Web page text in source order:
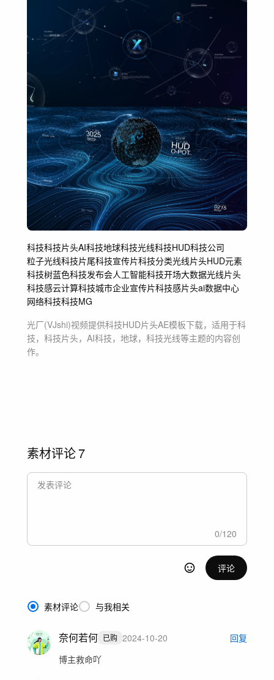
科技科技片头AI科技地球科技光线科技HUD科技公司
粒子光线科技片尾科技宣传片科技分类光线片头HUD元素
科技树蓝色科技发布会人工智能科技开场大数据光线片头
科技感云计算科技城市企业宣传片科技感片头ai数据中心
网络科技科技MG
光厂(VJshi)视频提供科技HUD片头AE模板下载，适用于科
技，科技片头，AI科技，地球，科技光线等主题的内容创
作。
素材评论7
0/120
评论
素材评论 与我相关
奈何若何 已购 2024-10-20
回复
博主救命吖